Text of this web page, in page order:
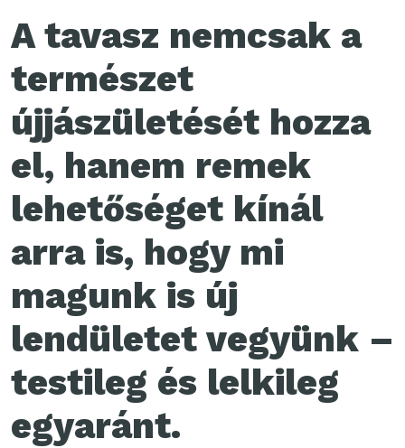
A tavasz nemcsak a
természet
újjászületését hozza
el, hanem remek
lehetőséget kínál
arra is, hogy mi
magunk is új
lendületet vegyünk –
testileg és lelkileg
egyaránt.